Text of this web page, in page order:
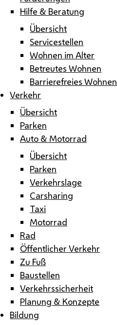
Hilfe & Beratung
Übersicht
Servicestellen
Wohnen im Alter
Betreutes Wohnen
Barrierefreies Wohnen
Verkehr
Übersicht
Parken
Auto & Motorrad
Übersicht
Parken
Verkehrslage
Carsharing
Taxi
Motorrad
Rad
Öffentlicher Verkehr
Zu Fuß
Baustellen
Verkehrssicherheit
Planung & Konzepte
Bildung